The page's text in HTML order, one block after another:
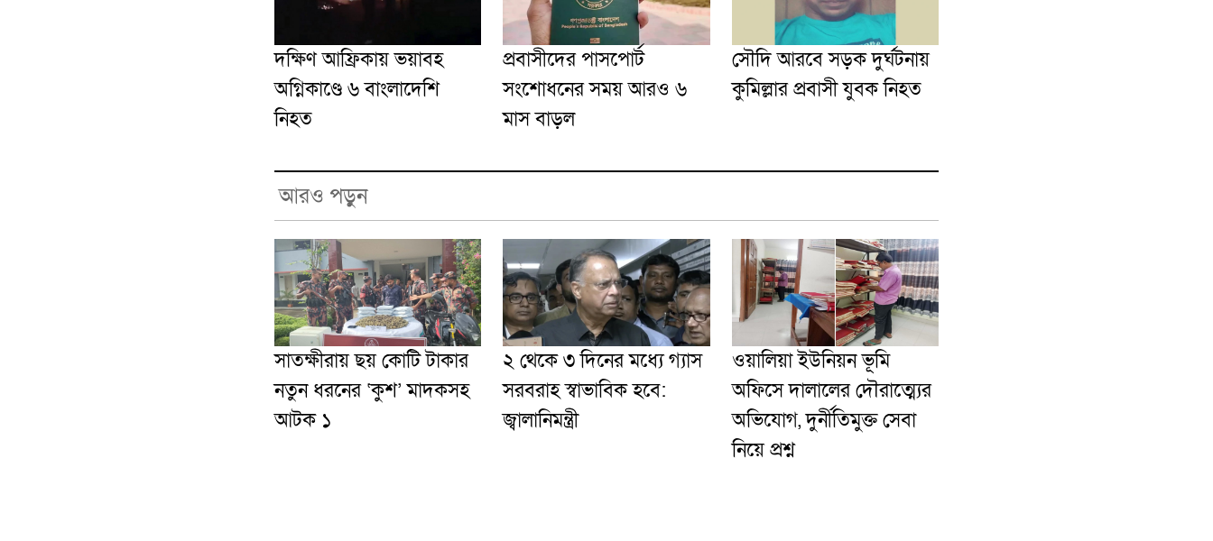
দক্ষিণ আফ্রিকায় ভয়াবহ
অগ্নিকাণ্ডে ৬ বাংলাদেশি
নিহত
প্রবাসীদের পাসপোর্ট
সংশোধনের সময় আরও ৬
মাস বাড়ল
সৌদি আরবে সড়ক দুর্ঘটনায়
কুমিল্লার প্রবাসী যুবক নিহত
আরও পড়ুন
সাতক্ষীরায় ছয় কোটি টাকার
নতুন ধরনের ‘কুশ’ মাদকসহ
আটক ১
২ থেকে ৩ দিনের মধ্যে গ্যাস
সরবরাহ স্বাভাবিক হবে:
জ্বালানিমন্ত্রী
ওয়ালিয়া ইউনিয়ন ভূমি
অফিসে দালালের দৌরাত্ম্যের
অভিযোগ, দুর্নীতিমুক্ত সেবা
নিয়ে প্রশ্ন